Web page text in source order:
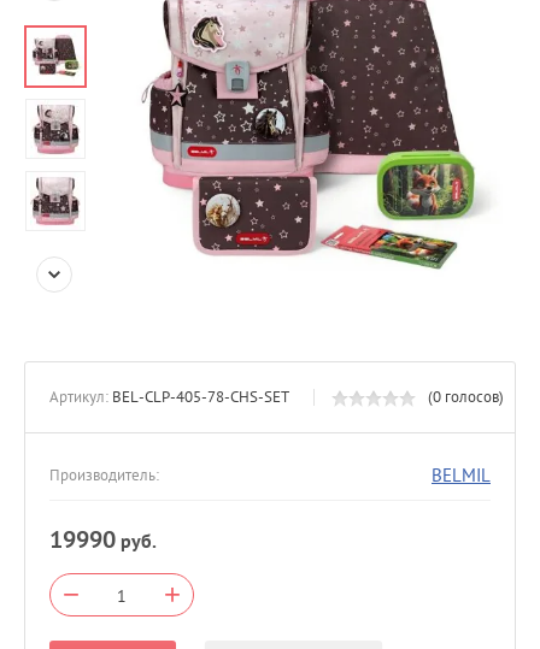
Артикул: BEL-CLP-405-78-CHS-SET (0 голосов)
Производитель: BELMIL
19990 руб.
− +